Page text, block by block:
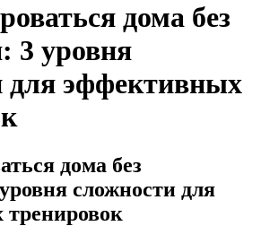
дома без
3 уровня
для эффективных
дома без
сложности для